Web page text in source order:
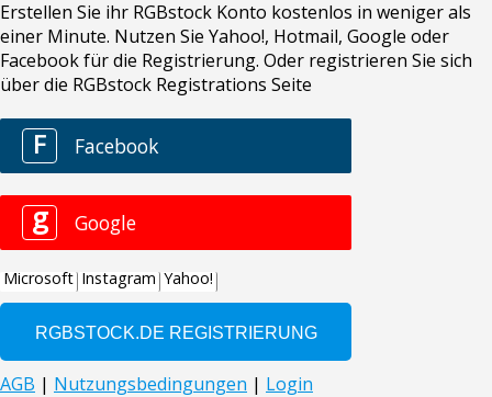
Erstellen Sie ihr RGBstock Konto kostenlos in weniger als
einer Minute. Nutzen Sie Yahoo!, Hotmail, Google oder
Facebook für die Registrierung. Oder registrieren Sie sich
über die RGBstock Registrations Seite
F Facebook
g Google
Microsoft Instagram Yahoo!
AGB | Nutzungsbedingungen | Login